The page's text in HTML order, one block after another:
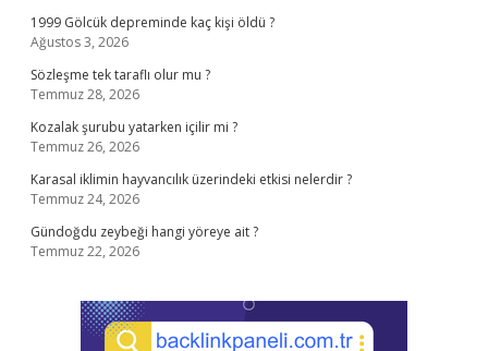
1999 Gölcük depreminde kaç kişi öldü ?
Ağustos 3, 2026
Sözleşme tek taraflı olur mu ?
Temmuz 28, 2026
Kozalak şurubu yatarken içilir mi ?
Temmuz 26, 2026
Karasal iklimin hayvancılık üzerindeki etkisi nelerdir ?
Temmuz 24, 2026
Gündoğdu zeybeği hangi yöreye ait ?
Temmuz 22, 2026